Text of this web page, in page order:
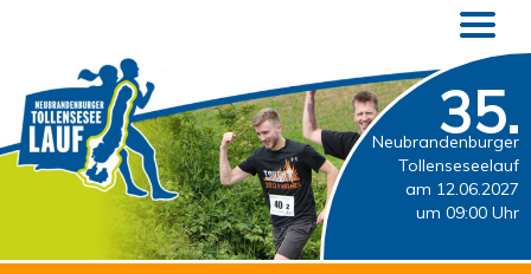
35.
Neubrandenburger
Tollenseseelauf
am 12.06.2027
um 09:00 Uhr